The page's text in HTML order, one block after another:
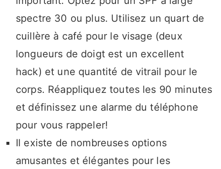
spectre 30 ou plus. Utilisez un quart de
cuillère à café pour le visage (deux
longueurs de doigt est un excellent
hack) et une quantité de vitrail pour le
corps. Réappliquez toutes les 90 minutes
et définissez une alarme du téléphone
pour vous rappeler!
Il existe de nombreuses options
amusantes et élégantes pour les